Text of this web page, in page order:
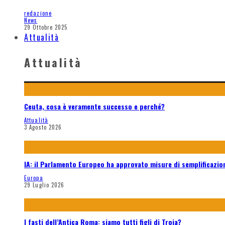
redazione
News
29 Ottobre 2025
Attualità
Attualità
Ceuta, cosa è veramente successo e perché?
Attualità
3 Agosto 2026
IA: il Parlamento Europeo ha approvato misure di
Europa
29 Luglio 2026
I fasti dell’Antica Roma: siamo tutti figli di Troia?